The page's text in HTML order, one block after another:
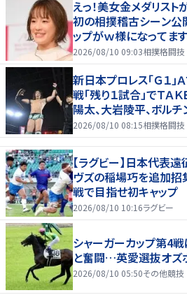
えっ！美女金メダリス
初の相撲稽古シーン公
ップがｗ様になってま
2026/08/10 09:03相撲格闘技
新日本プロレス「Ｇ１」
戦「残り１試合」でＴＡ
陽太、大岩陵平、ボルチ
群馬全成績
2026/08/10 08:15相撲格闘技
【ラグビー】日本代表
ヴズの稲場巧を追加招
戦で目指せ初キャップ
2026/08/10 10:16ラグビー
シャーガーカップ第4
と奮闘…英愛選抜オズ
2026/08/10 05:50その他競技